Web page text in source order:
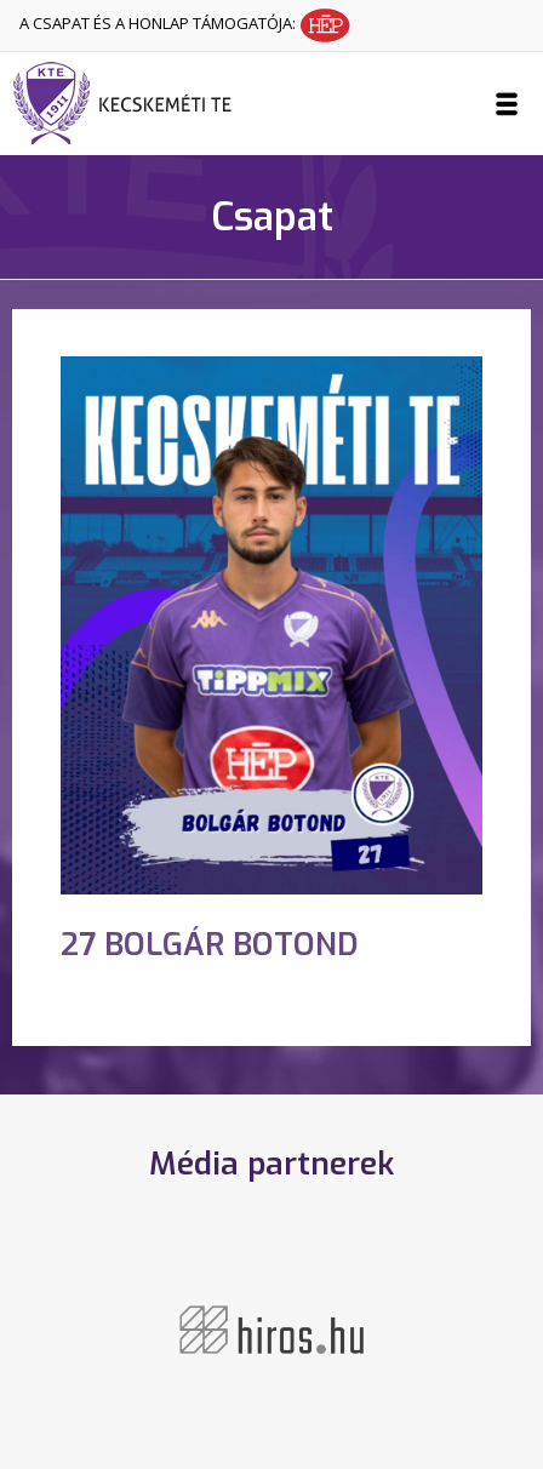
A CSAPAT ÉS A HONLAP TÁMOGATÓJA:
Csapat
27 BOLGÁR BOTOND
Média partnerek